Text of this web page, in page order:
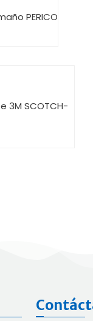
PERICO
3M SCOTCH-